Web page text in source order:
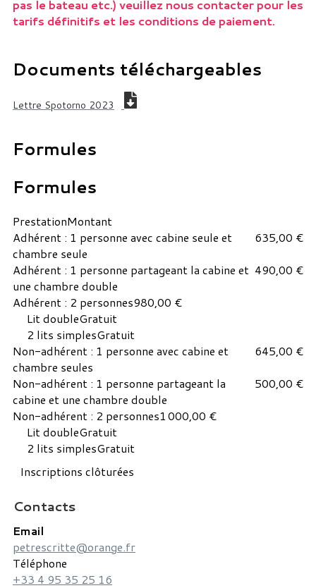
pas le bateau etc.) veuillez nous contacter pour les
tarifs définitifs et les conditions de paiement.
Documents téléchargeables
Lettre Spotorno 2023
Formules
Formules
PrestationMontant
Adhérent : 1 personne avec cabine seule et
chambre seule
635,00 €
Adhérent : 1 personne partageant la cabine et
une chambre double
490,00 €
Adhérent : 2 personnes980,00 €
Lit doubleGratuit
2 lits simplesGratuit
Non-adhérent : 1 personne avec cabine et
chambre seules
645,00 €
Non-adhérent : 1 personne partageant la
cabine et une chambre double
500,00 €
Non-adhérent : 2 personnes1 000,00 €
Lit doubleGratuit
2 lits simplesGratuit
Inscriptions clôturées
Contacts
Email
petrescritte@orange.fr
Téléphone
+33 4 95 35 25 16